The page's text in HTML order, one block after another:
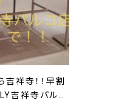
祥寺！！早割
吉祥寺パルコ